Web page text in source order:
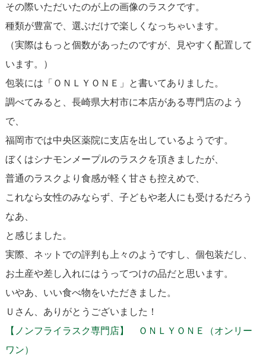
その際いただいたのが上の画像のラスクです。
種類が豊富で、選ぶだけで楽しくなっちゃいます。
（実際はもっと個数があったのですが、見やすく配置して
います。）
包装には「ＯＮＬＹＯＮＥ」と書いてありました。
調べてみると、長崎県大村市に本店がある専門店のよう
で、
福岡市では中央区薬院に支店を出しているようです。
ぼくはシナモンメープルのラスクを頂きましたが、
普通のラスクより食感が軽く甘さも控えめで、
これなら女性のみならず、子どもや老人にも受けるだろう
なあ、
と感じました。
実際、ネットでの評判も上々のようですし、個包装だし、
お土産や差し入れにはうってつけの品だと思います。
いやあ、いい食べ物をいただきました。
Ｕさん、ありがとうございました！
【ノンフライラスク専門店】 ＯＮＬＹＯＮＥ（オンリー
ワン）